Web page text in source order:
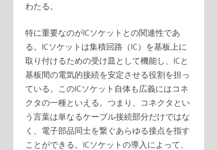
わたる。
特に重要なのがICソケットとの関連性であ
る。ICソケットは集積回路（IC）を基板上に
取り付けるための受け皿として機能し、ICと
基板間の電気的接続を安定させる役割を担っ
ている。このICソケット自体も広義にはコネ
クタの一種といえる。つまり、コネクタとい
う言葉は単なるケーブル接続部分だけではな
く、電子部品同士を繋ぐあらゆる接点を指す
ことができる。ICソケットの導入によって、